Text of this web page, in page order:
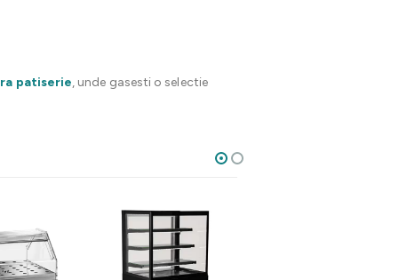
patiserie, unde gasesti o selectie